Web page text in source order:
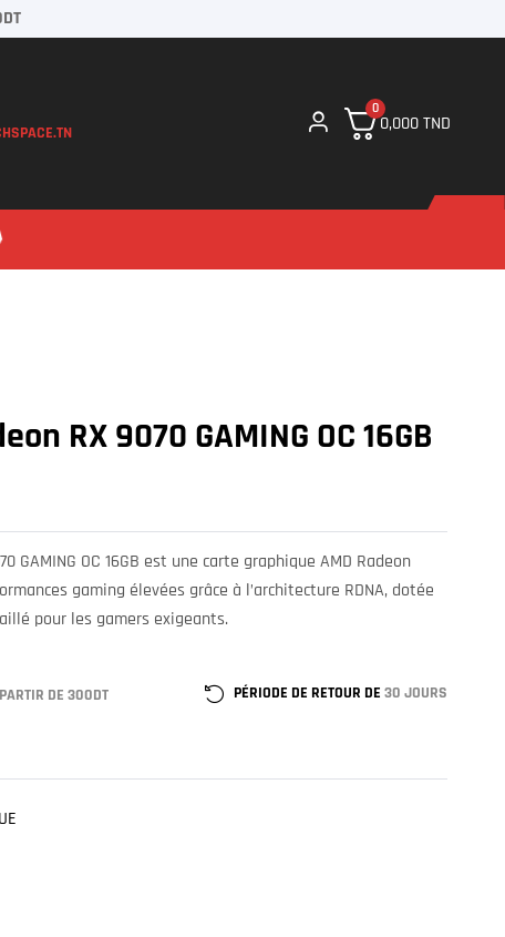
0
0,000TND
RX 9070 GAMING OC 16GB
GAMING OC 16GB est une carte graphique AMD Radeon
gaming élevées grâce à l’architecture RDNA, dotée
pour les gamers exigeants.
DE 300DT PÉRIODE DE RETOUR DE 30 JOURS